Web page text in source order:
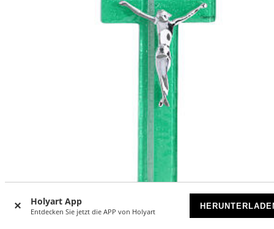
Holyart App
Entdecken Sie jetzt die APP von Holyart
Kruzifix aus smaragdgrünem Glas mit stilisiertem,